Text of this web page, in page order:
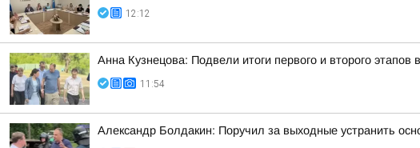
12:12
Анна Кузнецова: Подвели итоги первого и второго этапов
11:54
Александр Болдакин: Поручил за выходные устранить